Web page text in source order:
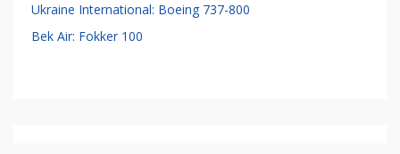
Ukraine International: Boeing 737-800
Bek Air: Fokker 100